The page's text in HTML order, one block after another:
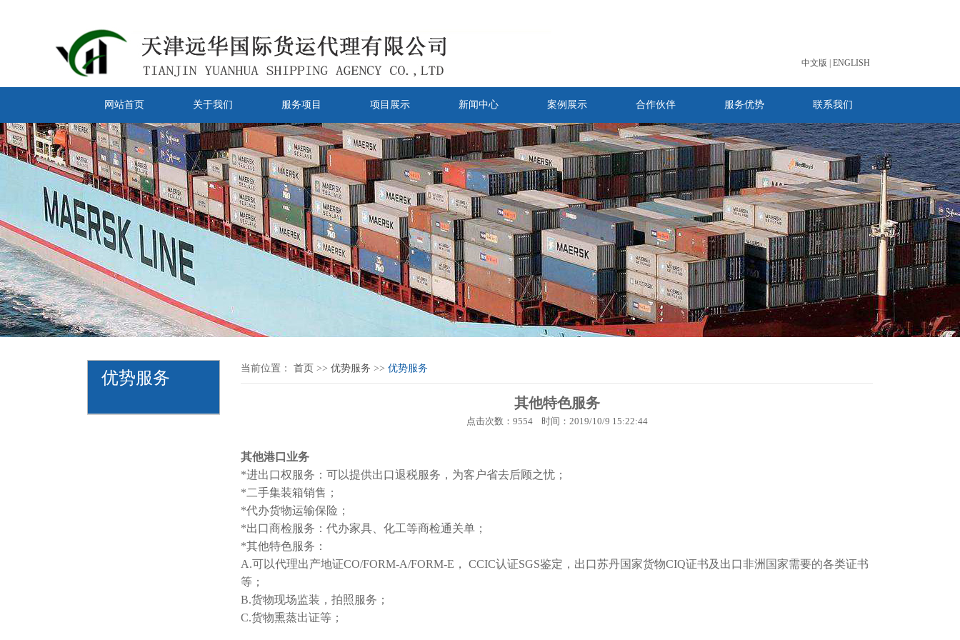
中文版 ENGLISH
网站首页 关于我们 服务项目 项目展示 新闻中心 案例展示 合作伙伴 服务优势 联系我们
优势服务
当前位置： 首页 >> 优势服务 >> 优势服务
其他特色服务
点击次数：9554 时间：2019/10/9 15:22:44
其他港口业务
*进出口权服务：可以提供出口退税服务，为客户省去后顾之忧；
*二手集装箱销售；
*代办货物运输保险；
*出口商检服务：代办家具、化工等商检通关单；
*其他特色服务：
A.可以代理出产地证CO/FORM-A/FORM-E， CCIC认证SGS鉴定，出口苏丹国家货物CIQ证书及出口非洲国家需要的各类证书
等；
B.货物现场监装，拍照服务；
C.货物熏蒸出证等；